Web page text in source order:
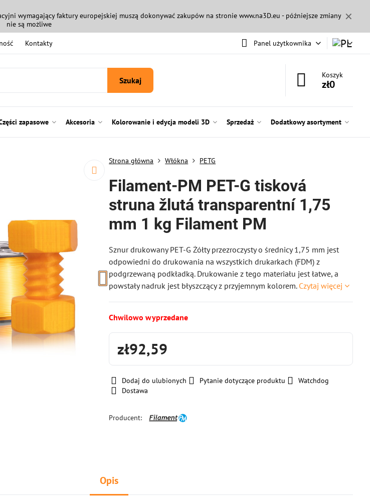
✕
wymagający faktury europejskiej muszą dokonywać zakupów na stronie www.na3D.eu - późniejsze zmiany
nie są możliwe
Kontakty Panel użytkownika
Szukaj
Koszyk
zł0
zapasowe Akcesoria Kolorowanie i edycja modeli 3D Sprzedaż Dodatkowy asortyment
Strona główna Włókna PETG
Filament-PM PET-G tisková
struna žlutá transparentní 1,75
mm 1 kg Filament PM
Sznur drukowany PET-G Żółty przezroczysty o średnicy 1,75 mm jest
odpowiedni do drukowania na wszystkich drukarkach (FDM) z
podgrzewaną podkładką. Drukowanie z tego materiału jest łatwe, a
powstały nadruk jest błyszczący z przyjemnym kolorem. Czytaj więcej
Chwilowo wyprzedane
zł92,59
Dodaj do ulubionych Pytanie dotyczące produktu
Watchdog
Dostawa
Producent:
Opis